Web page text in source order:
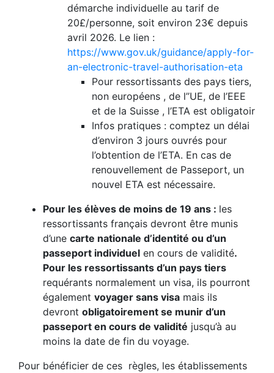
démarche individuelle au tarif de
20£/personne, soit environ 23€ depuis
avril 2026. Le lien :
https://www.gov.uk/guidance/apply-for-
an-electronic-travel-authorisation-eta
Pour ressortissants des pays tiers,
non européens , de l’’UE, de l’EEE
et de la Suisse , l’ETA est obligatoir
Infos pratiques : comptez un délai
d’environ 3 jours ouvrés pour
l’obtention de l’ETA. En cas de
renouvellement de Passeport, un
nouvel ETA est nécessaire.
Pour les élèves de moins de 19 ans : les
ressortissants français devront être munis
d’une carte nationale d’identité ou d’un
passeport individuel en cours de validité.
Pour les ressortissants d’un pays tiers
requérants normalement un visa, ils pourront
également voyager sans visa mais ils
devront obligatoirement se munir d’un
passeport en cours de validité jusqu’à au
moins la date de fin du voyage.
Pour bénéficier de ces règles, les établissements